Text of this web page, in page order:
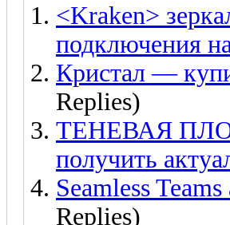
<Kraken>
подключения
Кристал —
Replies)
ТЕНЕВАЯ
получить
Seamless
Replies)